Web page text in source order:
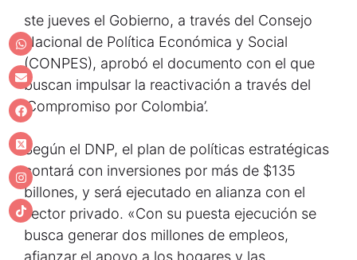
ste jueves el Gobierno, a través del Consejo
Nacional de Política Económica y Social
(CONPES), aprobó el documento con el que
buscan impulsar la reactivación a través del
‘Compromiso por Colombia’.
Según el DNP, el plan de políticas estratégicas
contará con inversiones por más de $135
billones, y será ejecutado en alianza con el
sector privado. «Con su puesta ejecución se
busca generar dos millones de empleos,
afianzar el apoyo a los hogares y las